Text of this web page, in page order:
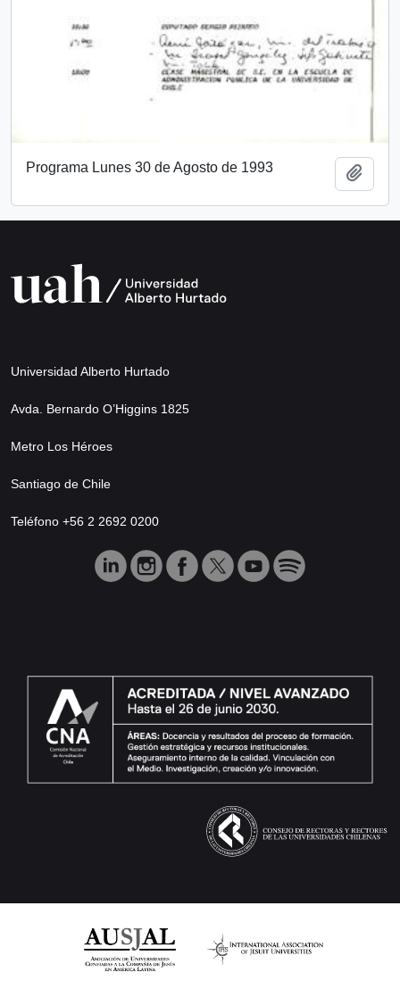
Programa Lunes 30 de Agosto de 1993
Universidad Alberto Hurtado
Avda. Bernardo O’Higgins 1825
Metro Los Héroes
Santiago de Chile
Teléfono +56 2 2692 0200